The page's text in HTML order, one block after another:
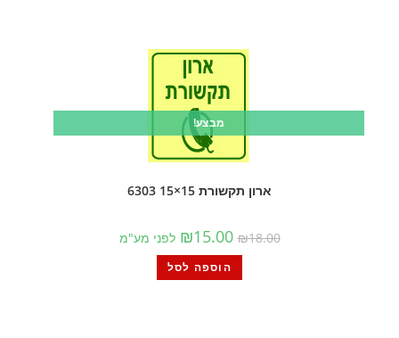
מבצע!
ארון תקשורת 15×15 6303
₪18.00
₪15.00 לפני מע"מ
הוספה לסל